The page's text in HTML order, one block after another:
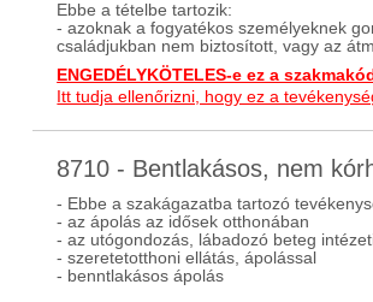
Ebbe a tételbe tartozik:
- azoknak a fogyatékos személyeknek
családjukban nem biztosított, vagy az
ENGEDÉLYKÖTELES-e ez a
Itt tudja ellenőrizni, hogy ez a
8710 - Bentlakásos, nem
- Ebbe a szakágazatba tartozó
- az ápolás az idősek otthonában
- az utógondozás, lábadozó beteg
- szeretetotthoni ellátás, ápolással
- benntlakásos ápolás